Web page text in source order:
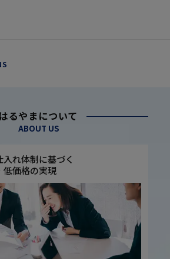
はるやまについて
ABOUT US
入れ体制に基づく
低価格の実現